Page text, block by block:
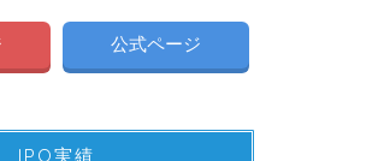
公式ページ
IPO実績